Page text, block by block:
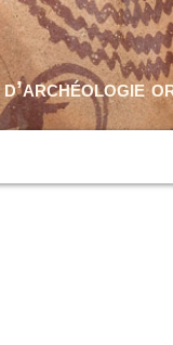
d’archéologie